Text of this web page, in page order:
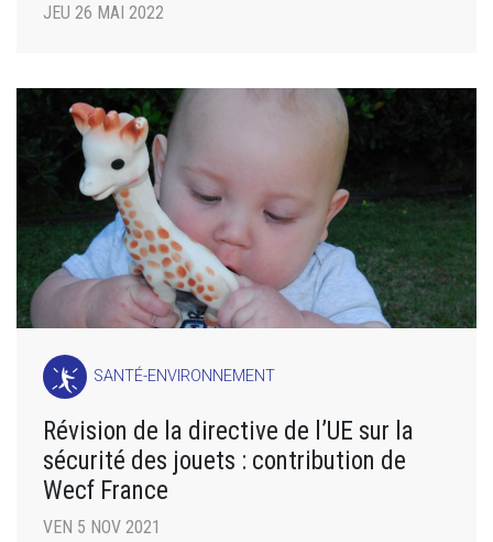
JEU 26 MAI 2022
SANTÉ-ENVIRONNEMENT
Révision de la directive de l’UE sur la
sécurité des jouets : contribution de
Wecf France
VEN 5 NOV 2021